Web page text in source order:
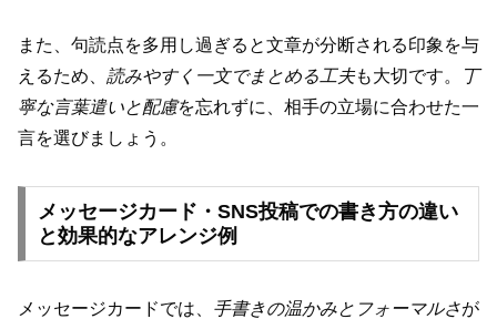
また、句読点を多用し過ぎると文章が分断される印象を与
えるため、 読みやすく一文でまとめる工夫も大切です。
丁
寧な言葉遣いと配慮を忘れずに、相手の立場に合わせた一
言を選びましょう。
メッセージカード・SNS投稿での書き方の違い
と効果的なアレンジ例
メッセージカードでは、 手書きの温かみとフォーマルさが